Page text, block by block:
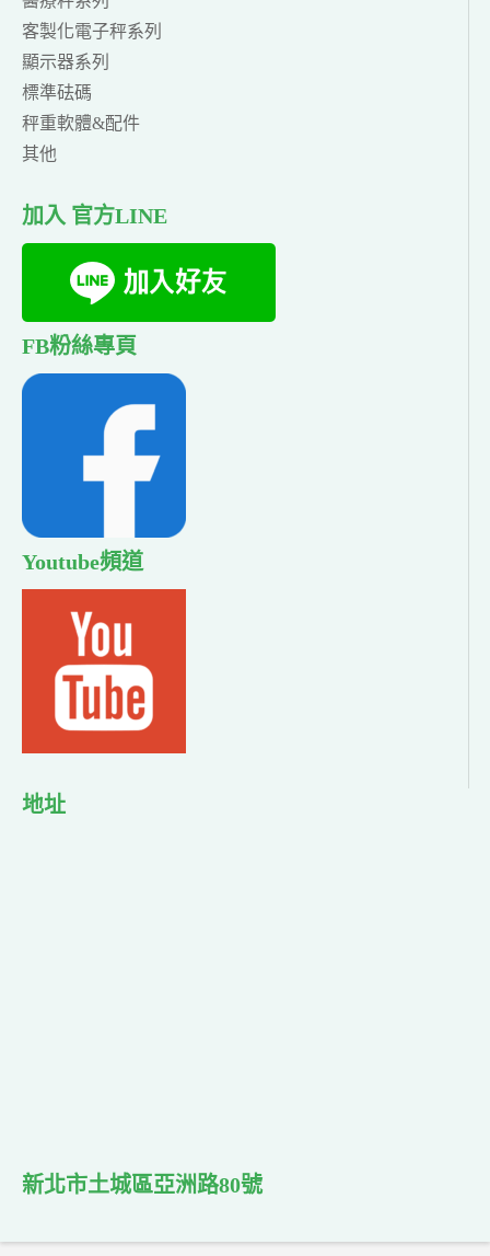
客製化電子秤系列
顯示器系列
標準砝碼
秤重軟體&配件
其他
加入 官方LINE
FB粉絲專頁
Youtube頻道
地址
新北市土城區亞洲路80號